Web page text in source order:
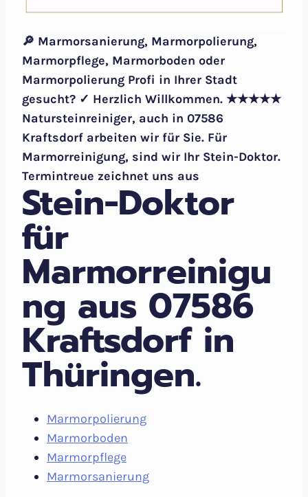
🔎 Marmorsanierung, Marmorpolierung,
Marmorpflege, Marmorboden oder
Marmorpolierung Profi in Ihrer Stadt
gesucht? ✓ Herzlich Willkommen. ★★★★★
Natursteinreiniger, auch in 07586
Kraftsdorf arbeiten wir für Sie. Für
Marmorreinigung, sind wir Ihr Stein-Doktor.
Termintreue zeichnet uns aus
Stein-Doktor
für
Marmorreinigu
ng aus 07586
Kraftsdorf in
Thüringen.
Marmorpolierung
Marmorboden
Marmorpflege
Marmorsanierung